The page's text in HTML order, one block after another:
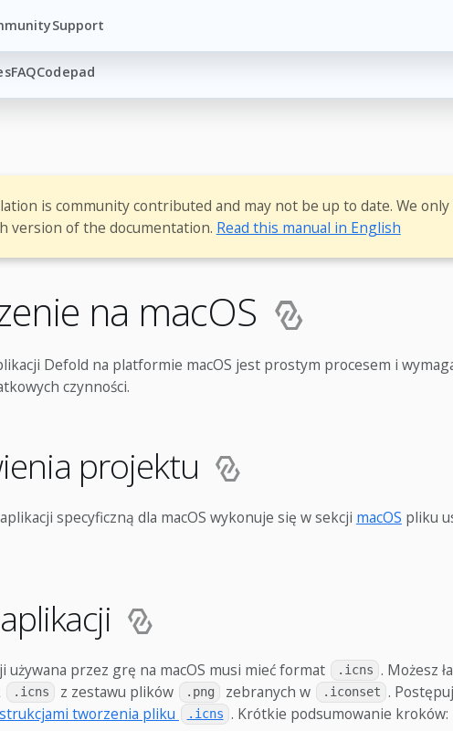
Support
FAQCodepad
is community contributed and may not be up to date. We
version of the documentation. Read this manual in English
na macOS
Defold na platformie macOS jest prostym procesem i
czynności.
projektu
specyficzną dla macOS wykonuje się w sekcji macOS pliku
używana przez grę na macOS musi mieć format .icns . Możesz
.icns z zestawu plików .png zebranych w .iconset .
tworzenia pliku
.icns . Krótkie podsumowanie kroków: